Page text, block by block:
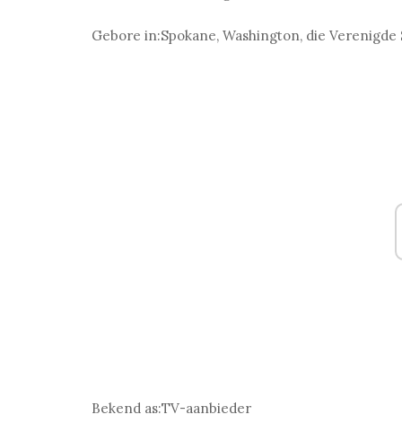
Gebore in:Spokane, Washington, die Verenigde
Bekend as:TV-aanbieder